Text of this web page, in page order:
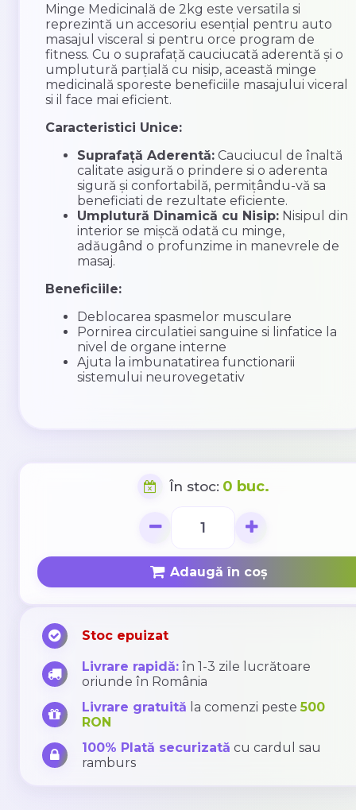
Minge Medicinală de 2kg este versatila si
reprezintă un accesoriu esențial pentru auto
masajul visceral si pentru orce program de
fitness. Cu o suprafață cauciucată aderentă și o
umplutură parțială cu nisip, această minge
medicinală sporeste beneficiile masajului viceral
si il face mai eficient.
Caracteristici Unice:
Suprafață Aderentă:Cauciucul de înaltă
calitate asigură o prindere si o aderenta
sigură și confortabilă, permițându-vă sa
beneficiati de rezultate eficiente.
Umplutură Dinamică cu Nisip:Nisipul din
interior se mișcă odată cu minge,
adăugând o profunzime in manevrele de
masaj.
Beneficiile:
Deblocarea spasmelor musculare
Pornirea circulatiei sanguine si linfatice la
nivel de organe interne
Ajuta la imbunatatirea functionarii
sistemului neurovegetativ
În stoc: 0 buc.
Adaugă în coș
Stoc epuizat
Livrare rapidă:în 1-3 zile lucrătoare
oriunde în România
Livrare gratuită la comenzi peste500
RON
100% Plată securizată cu cardul sau
ramburs